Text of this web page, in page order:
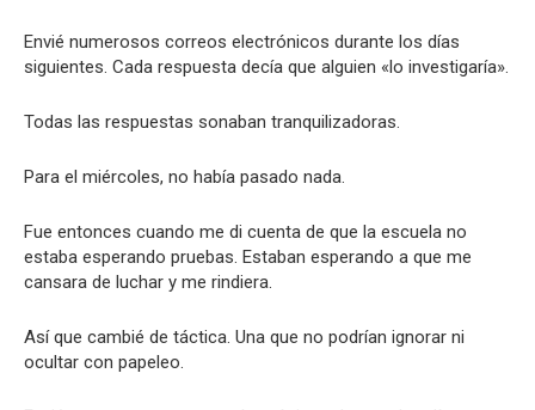
Envié numerosos correos electrónicos durante los días
siguientes. Cada respuesta decía que alguien «lo investigaría».
Todas las respuestas sonaban tranquilizadoras.
Para el miércoles, no había pasado nada.
Fue entonces cuando me di cuenta de que la escuela no
estaba esperando pruebas. Estaban esperando a que me
cansara de luchar y me rindiera.
Así que cambié de táctica. Una que no podrían ignorar ni
ocultar con papeleo.